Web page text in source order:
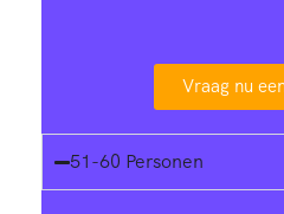
Vraag nu
51-60 Personen